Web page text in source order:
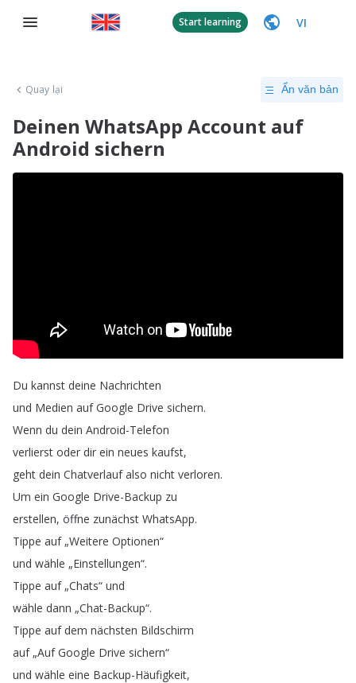
Start learning VI
Quay lại Ẩn văn bản
Deinen WhatsApp Account auf
Android sichern
Du kannst deine Nachrichten
und Medien auf Google Drive sichern.
Wenn du dein Android-Telefon
verlierst oder dir ein neues kaufst,
geht dein Chatverlauf also nicht verloren.
Um ein Google Drive-Backup zu
erstellen, öffne zunächst WhatsApp.
Tippe auf„Weitere Optionen“
und wähle „Einstellungen“.
Tippe auf„Chats“ und
wähle dann „Chat-Backup“.
Tippe auf dem nächsten Bildschirm
auf„Auf Google Drive sichern“
und wähle eine Backup-Häufigkeit,